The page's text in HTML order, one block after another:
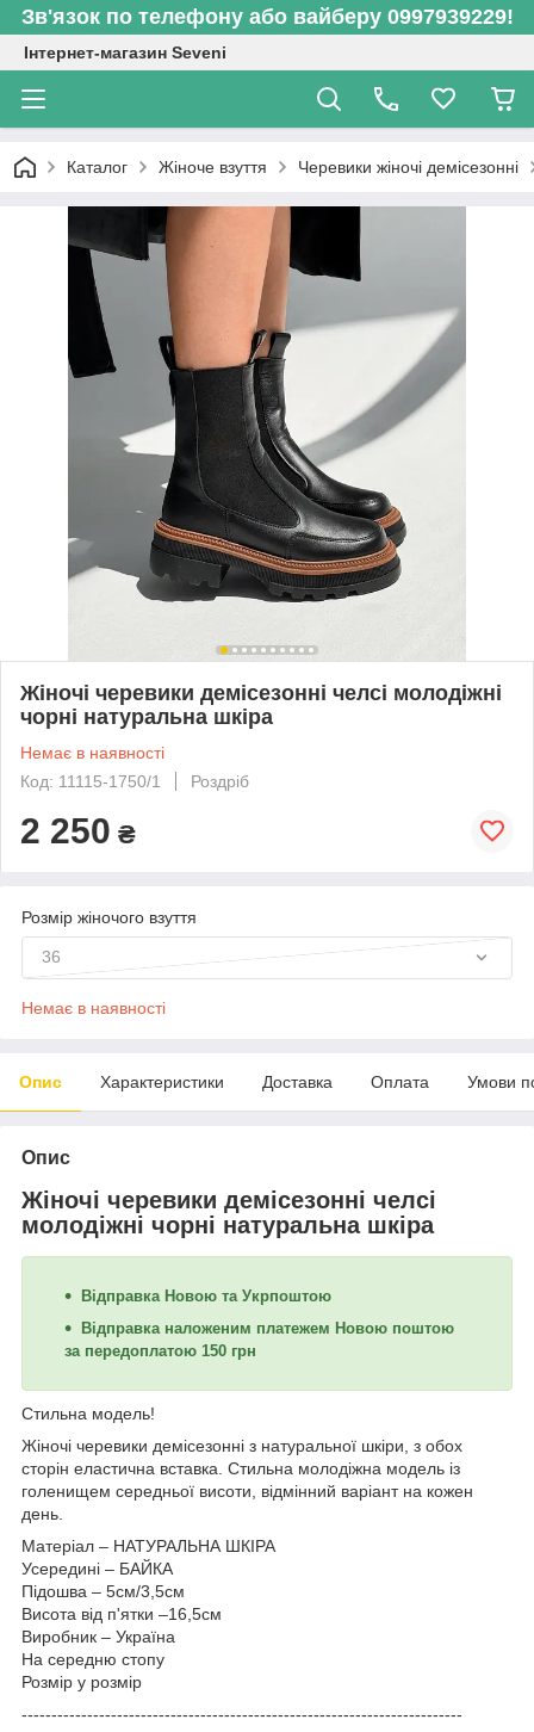
Зв'язок по телефону або вайберу 0997939229!
Інтернет-магазин Seveni
Каталог Жіноче взуття Черевики жіночі демісезонні
Жіночі черевики демісезонні челсі молодіжні
чорні натуральна шкіра
Немає в наявності
Код: 11115-1750/1
Роздріб
2 250 ₴
Розмір жіночого взуття
36
Немає в наявності
Опис Характеристики Доставка Оплата Умови
Опис
Жіночі черевики демісезонні челсі
молодіжні чорні натуральна шкіра
Відправка Новою та Укрпоштою
Відправка наложеним платежем Новою поштою
за передоплатою 150 грн
Стильна модель!
Жіночі черевики демісезонні з натуральної шкіри, з обох
сторін еластична вставка. Стильна молодіжна модель із
голенищем середньої висоти, відмінний варіант на кожен
день.
Матеріал – НАТУРАЛЬНА ШКІРА
Усередині – БАЙКА
Підошва – 5см/3,5см
Висота від п'ятки –16,5см
Виробник – Україна
На середню стопу
Розмір у розмір
--------------------------------------------------------------------------